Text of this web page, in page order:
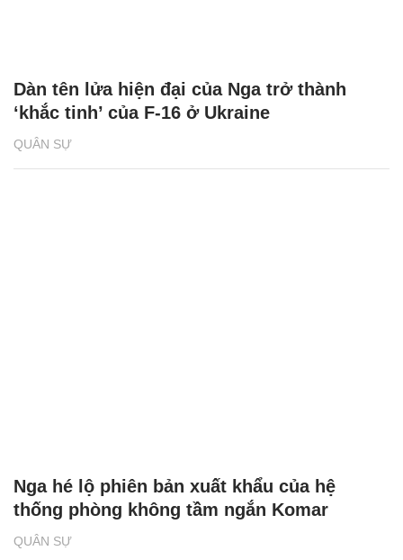
QUÂN SỰ
Dàn tên lửa hiện đại của Nga trở thành
‘khắc tinh’ của F-16 ở Ukraine
QUÂN SỰ
Nga hé lộ phiên bản xuất khẩu của hệ
thống phòng không tầm ngắn Komar